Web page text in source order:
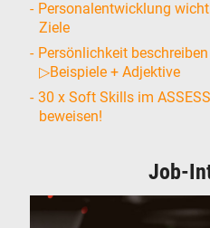
Personalentwicklung
Ziele
Persönlichkeit
▷Beispiele + Adjektive
30 x Soft Skills im
beweisen!
Job-